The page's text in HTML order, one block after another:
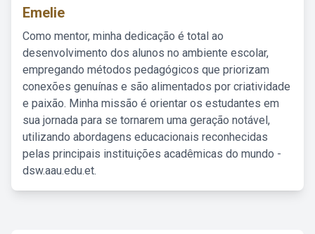
Emelie
Como mentor, minha dedicação é total ao
desenvolvimento dos alunos no ambiente escolar,
empregando métodos pedagógicos que priorizam
conexões genuínas e são alimentados por criatividade
e paixão. Minha missão é orientar os estudantes em
sua jornada para se tornarem uma geração notável,
utilizando abordagens educacionais reconhecidas
pelas principais instituições acadêmicas do mundo -
dsw.aau.edu.et.